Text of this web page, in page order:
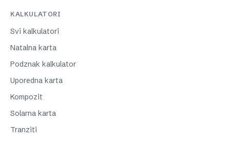
KALKULATORI
Svi kalkulatori
Natalna karta
Podznak kalkulator
Uporedna karta
Kompozit
Solarna karta
Tranziti